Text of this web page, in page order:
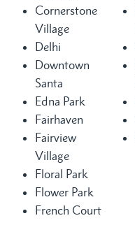
Cornerstone
Village
Delhi
Downtown
Santa
Edna Park
Fairhaven
Fairview
Village
Floral Park
Flower Park
French Court